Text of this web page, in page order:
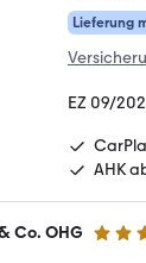
Lieferung
EZ 09/
AHK
Co. OHG 4.7